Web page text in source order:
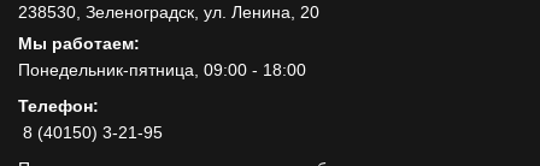
238530, Зеленоградск, ул. Ленина, 20
Мы работаем:
Понедельник-пятница, 09:00 - 18:00
Телефон:
8 (40150) 3-21-95